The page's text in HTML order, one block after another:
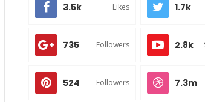
3.5k Likes 1.7k
735 Followers 2.8k
524 Followers 7.3m